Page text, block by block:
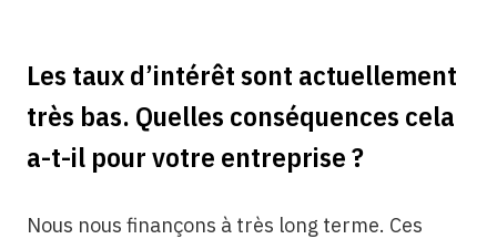
Les taux d’intérêt sont actuellement
très bas. Quelles conséquences cela
a-t-il pour votre entreprise ?
Nous nous finançons à très long terme. Ces